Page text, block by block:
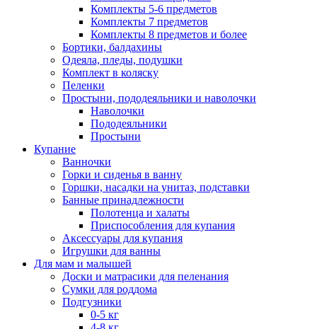
Комплекты 5-6 предметов
Комплекты 7 предметов
Комплекты 8 предметов и более
Бортики, балдахины
Одеяла, пледы, подушки
Комплект в коляску
Пеленки
Простыни, пододеяльники и наволочки
Наволочки
Пододеяльники
Простыни
Купание
Ванночки
Горки и сиденья в ванну
Горшки, насадки на унитаз, подставки
Банные принадлежности
Полотенца и халаты
Приспособления для купания
Аксессуары для купания
Игрушки для ванны
Для мам и малышей
Доски и матрасики для пеленания
Сумки для роддома
Подгузники
0-5 кг